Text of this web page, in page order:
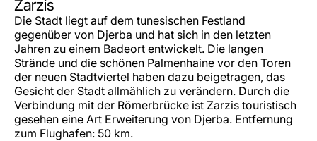
Zarzis
Die Stadt liegt auf dem tunesischen Festland
gegenüber von Djerba und hat sich in den letzten
Jahren zu einem Badeort entwickelt. Die langen
Strände und die schönen Palmenhaine vor den Toren
der neuen Stadtviertel haben dazu beigetragen, das
Gesicht der Stadt allmählich zu verändern. Durch die
Verbindung mit der Römerbrücke ist Zarzis touristisch
gesehen eine Art Erweiterung von Djerba. Entfernung
zum Flughafen: 50 km.